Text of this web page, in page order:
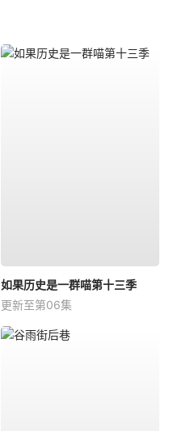
如果历史是一群喵第十三季
更新至第06集